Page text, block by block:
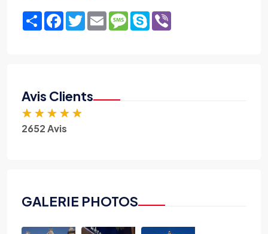
ShareFacebook
TwitterEmailMessage
Skype
Avis Clients
★ ★ ★ ★ ★
2652 Avis
GALERIE PHOTOS